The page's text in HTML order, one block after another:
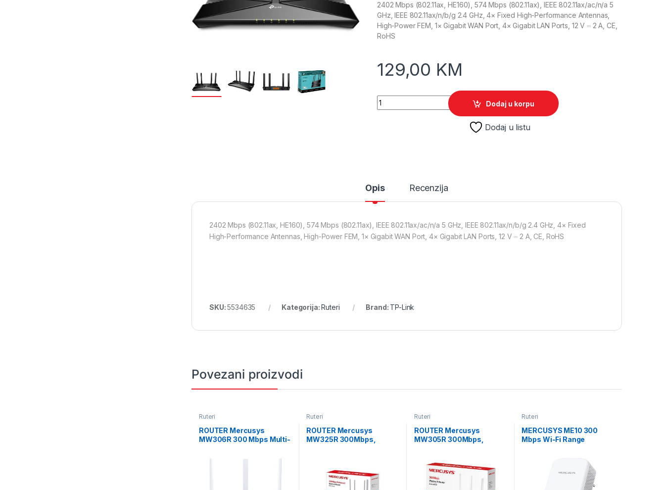
2402 Mbps (802.11ax, HE160), 574 Mbps (802.11ax), IEEE 802.11ax/ac/n/a 5
GHz, IEEE 802.11ax/n/b/g 2.4 GHz, 4× Fixed High-Performance Antennas,
High-Power FEM, 1× Gigabit WAN Port, 4× Gigabit LAN Ports, 12 V ⎓ 2 A, CE,
RoHS
129,00 KM
TP-Link AX53 AX3000 WiFi 6 Dual Band Gigabit Router quantity
Dodaj u korpu
Dodaj u listu
Opis Recenzija
2402 Mbps (802.11ax, HE160), 574 Mbps (802.11ax), IEEE 802.11ax/ac/n/a 5 GHz, IEEE 802.11ax/n/b/g 2.4 GHz, 4× Fixed
High-Performance Antennas, High-Power FEM, 1× Gigabit WAN Port, 4× Gigabit LAN Ports, 12 V ⎓ 2 A, CE, RoHS
SKU:5534635 Kategorija:Ruteri Brand: TP-Link
Povezani proizvodi
Ruteri
ROUTER Mercusys
MW306R 300 Mbps Multi-
× Fixed External
Ruteri
ROUTER Mercusys
MW325R 300Mbps,
IEEE 802.11b, 2.4GHz, CE,
Ruteri
ROUTER Mercusys
MW305R 300Mbps,
4×10/100Mbps LAN ports,
IEEE 802.11n, IEEE 802.11g,
IEEE 802.11b, 2.4GHz, CE,
Ruteri
MERCUSYS ME10 300
Mbps Wi-Fi Range
Port RESET/WPS Button